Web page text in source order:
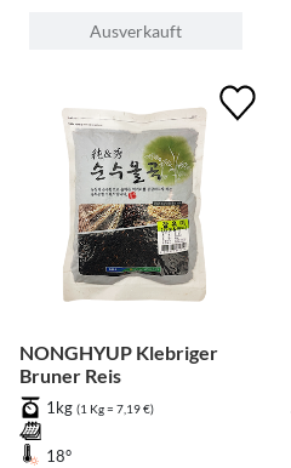
Ausverkauft
NONGHYUP Klebriger
Bruner Reis
1kg (1 Kg = 7,19 €)
18°